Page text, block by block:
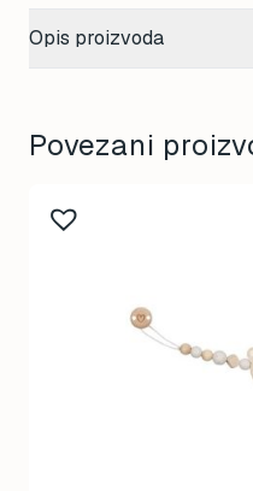
Opis proizvoda
Povezani